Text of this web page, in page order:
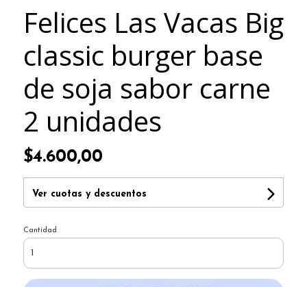
Felices Las Vacas Big
classic burger base
de soja sabor carne
2 unidades
$4.600,00
Ver cuotas y descuentos
Cantidad